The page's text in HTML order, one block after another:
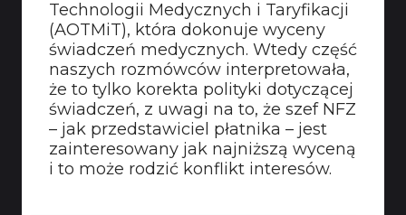
Technologii Medycznych i Taryfikacji
(AOTMiT), która dokonuje wyceny
świadczeń medycznych. Wtedy część
naszych rozmówców interpretowała,
że to tylko korekta polityki dotyczącej
świadczeń, z uwagi na to, że szef NFZ
– jak przedstawiciel płatnika – jest
zainteresowany jak najniższą wyceną
i to może rodzić konflikt interesów.